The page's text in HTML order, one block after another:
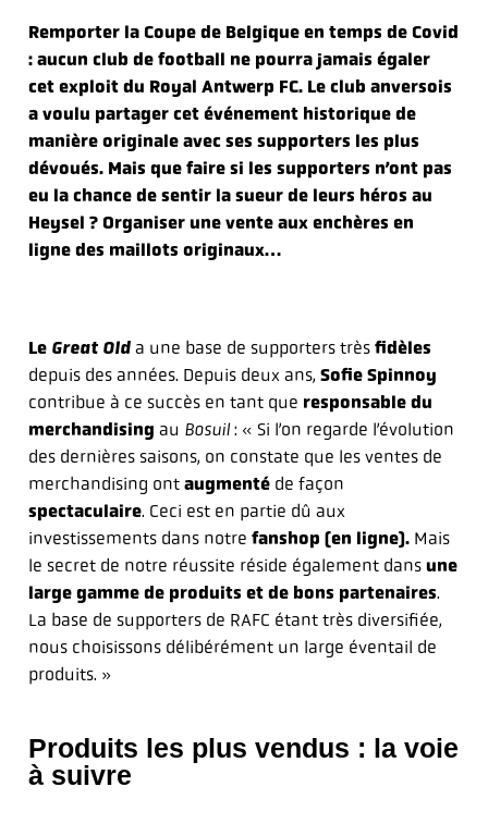
Remporter la Coupe de Belgique en temps de Covid
: aucun club de football ne pourra jamais égaler
cet exploit du Royal Antwerp FC. Le club anversois
a voulu partager cet événement historique de
manière originale avec ses supporters les plus
dévoués. Mais que faire si les supporters n’ont pas
eu la chance de sentir la sueur de leurs héros au
Heysel ? Organiser une vente aux enchères en
ligne des maillots originaux…
Le Great Olda une base de supporters trèsfidèles
depuis des années. Depuis deux ans, Sofie Spinnoy
contribue à ce succès en tant que responsable du
merchandising au Bosuil: « Si l’on regarde l’évolution
des dernières saisons, on constate que les ventes de
merchandising ontaugmenté de façon
spectaculaire. Ceci est en partie dû aux
investissements dans notre fanshop (en ligne). Mais
le secret de notre réussite réside également dansune
large gamme de produits et de bons partenaires.
La base de supporters de RAFC étant très diversifiée,
nous choisissons délibérément un large éventail de
produits. »
Produits les plus vendus : la voie
à suivre